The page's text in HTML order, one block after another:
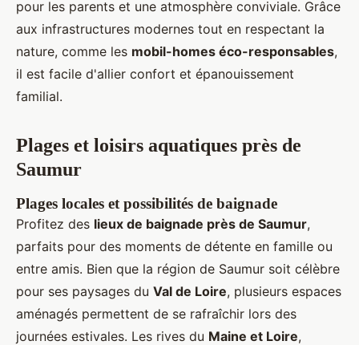
pour les parents et une atmosphère conviviale. Grâce
aux infrastructures modernes tout en respectant la
nature, comme les mobil-homes éco-responsables,
il est facile d'allier confort et épanouissement
familial.
Plages et loisirs aquatiques près de
Saumur
Plages locales et possibilités de baignade
Profitez des lieux de baignade près de Saumur,
parfaits pour des moments de détente en famille ou
entre amis. Bien que la région de Saumur soit célèbre
pour ses paysages du Val de Loire, plusieurs espaces
aménagés permettent de se rafraîchir lors des
journées estivales. Les rives du Maine et Loire,